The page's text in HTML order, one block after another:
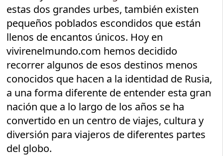
estas dos grandes urbes, también existen
pequeños poblados escondidos que están
llenos de encantos únicos. Hoy en
vivirenelmundo.com hemos decidido
recorrer algunos de esos destinos menos
conocidos que hacen a la identidad de Rusia,
a una forma diferente de entender esta gran
nación que a lo largo de los años se ha
convertido en un centro de viajes, cultura y
diversión para viajeros de diferentes partes
del globo.